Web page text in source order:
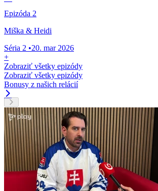
Epizóda 2
Miška & Heidi
Séria 2 •20. mar 2026
+
Zobraziť všetky epizódy
Zobraziť všetky epizódy
Bonusy z našich relácií